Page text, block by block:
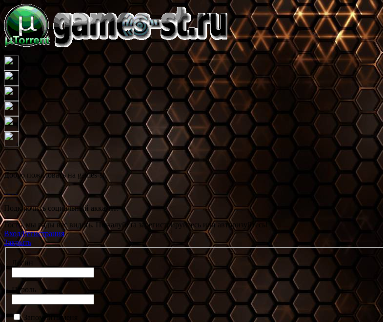
Игровой
Добро пожаловать на games-st.
Подключить социальный аккаунт:
Гость, мы рады вас видеть. Пожалуйста зарегистрируйтесь или авторизуйтесь!
Вход/Регистрация
Закрыть
Логин
Пароль
Запомнить меня